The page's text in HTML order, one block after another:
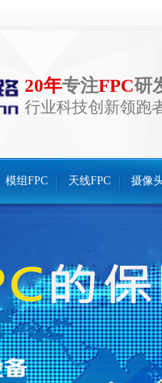
20年专注FPC研
行业科技创新领跑
模组FPC 天线FPC 摄像